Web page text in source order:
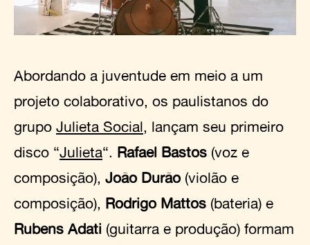
Abordando a juventude em meio a um
projeto colaborativo, os paulistanos do
grupo Julieta Social, lançam seu primeiro
disco “Julieta“. Rafael Bastos (voz e
composição), João Durão(violão e
composição), Rodrigo Mattos (bateria) e
Rubens Adati (guitarra e produção) formam